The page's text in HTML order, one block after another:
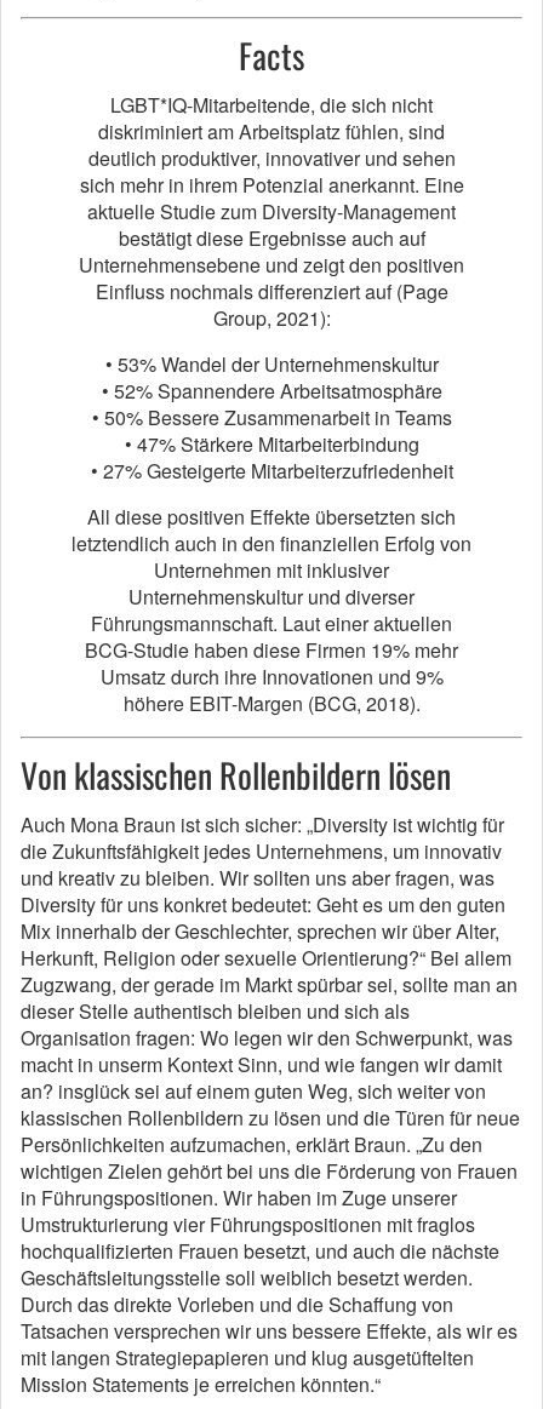
Facts
LGBT*IQ-Mitarbeitende, die sich nicht
diskriminiert am Arbeitsplatz fühlen, sind
deutlich produktiver, innovativer und sehen
sich mehr in ihrem Potenzial anerkannt. Eine
aktuelle Studie zum Diversity-Management
bestätigt diese Ergebnisse auch auf
Unternehmensebene und zeigt den positiven
Einfluss nochmals differenziert auf (Page
Group, 2021):
• 53% Wandel der Unternehmenskultur
• 52% Spannendere Arbeitsatmosphäre
• 50% Bessere Zusammenarbeit in Teams
• 47% Stärkere Mitarbeiterbindung
• 27% Gesteigerte Mitarbeiterzufriedenheit
All diese positiven Effekte übersetzten sich
letztendlich auch in den finanziellen Erfolg von
Unternehmen mit inklusiver
Unternehmenskultur und diverser
Führungsmannschaft. Laut einer aktuellen
BCG-Studie haben diese Firmen 19% mehr
Umsatz durch ihre Innovationen und 9%
höhere EBIT-Margen (BCG, 2018).
Von klassischen Rollenbildern lösen
Auch Mona Braun ist sich sicher: „Diversity ist wichtig für
die Zukunftsfähigkeit jedes Unternehmens, um innovativ
und kreativ zu bleiben. Wir sollten uns aber fragen, was
Diversity für uns konkret bedeutet: Geht es um den guten
Mix innerhalb der Geschlechter, sprechen wir über Alter,
Herkunft, Religion oder sexuelle Orientierung?“ Bei allem
Zugzwang, der gerade im Markt spürbar sei, sollte man an
dieser Stelle authentisch bleiben und sich als
Organisation fragen: Wo legen wir den Schwerpunkt, was
macht in unserm Kontext Sinn, und wie fangen wir damit
an? insglück sei auf einem guten Weg, sich weiter von
klassischen Rollenbildern zu lösen und die Türen für neue
Persönlichkeiten aufzumachen, erklärt Braun. „Zu den
wichtigen Zielen gehört bei uns die Förderung von Frauen
in Führungspositionen. Wir haben im Zuge unserer
Umstrukturierung vier Führungspositionen mit fraglos
hochqualifizierten Frauen besetzt, und auch die nächste
Geschäftsleitungsstelle soll weiblich besetzt werden.
Durch das direkte Vorleben und die Schaffung von
Tatsachen versprechen wir uns bessere Effekte, als wir es
mit langen Strategiepapieren und klug ausgetüftelten
Mission Statements je erreichen könnten.“